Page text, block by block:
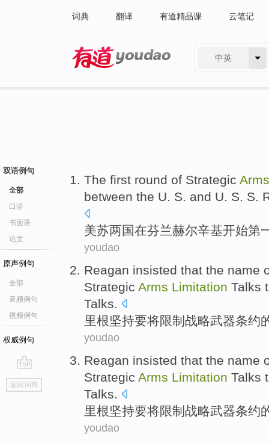
词典 翻译 有道精品课 云笔记
中英
双语例句
全部
口语
书面语
论文
原声例句
全部
音频例句
视频例句
权威例句
go
top
返回词典
The first round of Strategic Arms
between the U. S. and U. S. S.
美苏两国在芬兰赫尔辛基开始第
youdao
Reagan insisted that the name
Strategic Arms Limitation Talks
Talks.
里根坚持要将限制 战略武器条约
youdao
Reagan insisted that the name
Strategic Arms Limitation Talks
Talks.
里根坚持要将限制 战略武器条约
youdao